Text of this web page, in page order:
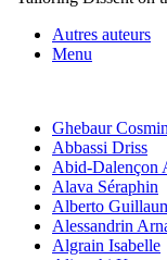
Autres auteurs
Menu
Ghebaur
Abbassi Driss
Abid-Dalençon
Alava Séraphin
Alberto
Alessandrin
Algrain Isabelle